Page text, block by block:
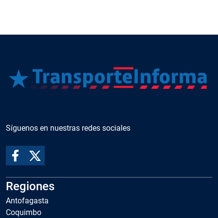
Síguenos en nuestras redes sociales
Regiones
Antofagasta
Coquimbo